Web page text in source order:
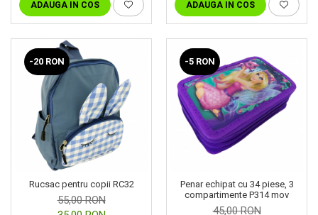
ADAUGA IN COS ADAUGA IN COS
-20 RON
Rucsac pentru copii RC32
55,00 RON
-5 RON
Penar echipat cu 34 piese, 3
compartimente P314 mov
45,00 RON